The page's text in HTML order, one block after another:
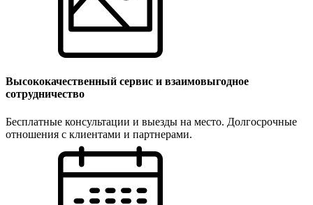
Высококачественный сервис и взаимовыгодное
сотрудничество
Бесплатные консультации и выезды на место. Долгосрочные
отношения с клиентами и партнерами.